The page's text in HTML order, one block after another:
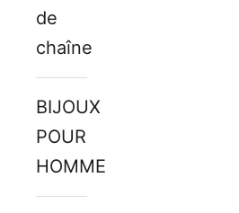
de
chaîne
BIJOUX
POUR
HOMMES